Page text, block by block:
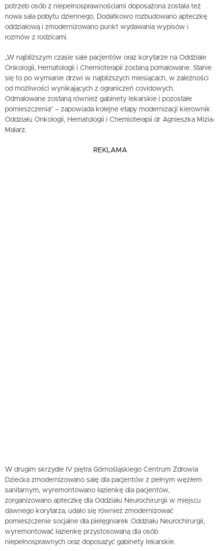
potrzeb osób z niepełnosprawnościami doposażona została też
nowa sala pobytu dziennego. Dodatkowo rozbudowano apteczkę
oddziałową i zmodernizowano punkt wydawania wypisów i
rozmów z rodzicami.
„W najbliższym czasie sale pacjentów oraz korytarze na Oddziale
Onkologii, Hematologii i Chemioterapii zostaną pomalowane. Stanie
się to po wymianie drzwi w najbliższych miesiącach, w zależności
od możliwości wynikających z ograniczeń covidowych.
Odmalowane zostaną również gabinety lekarskie i pozostałe
pomieszczenia” – zapowiada kolejne etapy modernizacji kierownik
Oddziału Onkologii, Hematologii i Chemioterapii dr Agnieszka Mizia-
Malarz.
REKLAMA
W drugim skrzydle IV piętra Górnośląskiego Centrum Zdrowia
Dziecka zmodernizowano salę dla pacjentów z pełnym węzłem
sanitarnym, wyremontowano łazienkę dla pacjentów,
zorganizowano apteczkę dla Oddziału Neurochirurgii w miejscu
dawnego korytarza, udało się również zmodernizować
pomieszczenie socjalne dla pielęgniarek Oddziału Neurochirurgii,
wyremontować łazienkę przystosowaną dla osób
niepełnosprawnych oraz doposażyć gabinety lekarskie.